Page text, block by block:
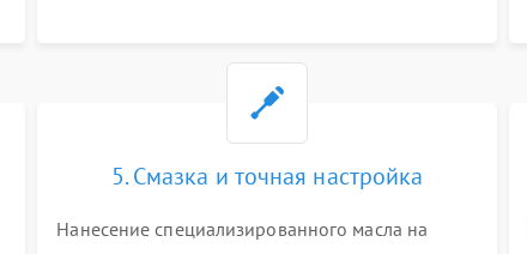
5. Смазка и точная настройка
Нанесение специализированного масла на